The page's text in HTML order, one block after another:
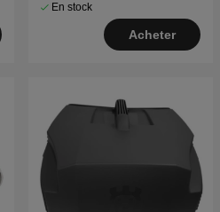
En stock
Acheter